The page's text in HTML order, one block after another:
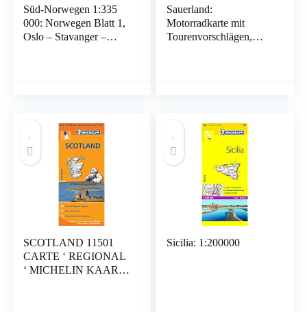
Süd-Norwegen 1:335
000: Norwegen Blatt 1,
Oslo – Stavanger –
Sauerland:
Motorradkarte mit
Tourenvorschlägen,
GPS-genau. 1:150000
SCOTLAND 11501
CARTE ‘ REGIONAL
‘ MICHELIN KAART
Sicilia: 1:200000